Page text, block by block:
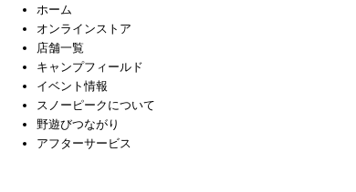
ホーム
オンラインストア
店舗一覧
キャンプフィールド
イベント情報
スノーピークについて
野遊びつながり
アフターサービス